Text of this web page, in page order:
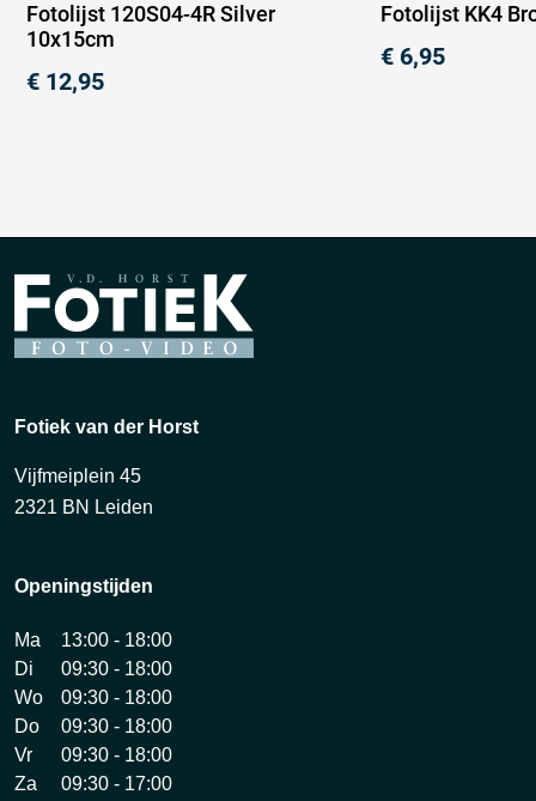
Fotolijst 120S04-4R Silver
10x15cm
€ 12,95
Fotolijst KK4
€ 6,95
Fotiek van der Horst
Vijfmeiplein 45
2321 BN Leiden
Openingstijden
Ma
13:00 - 18:00
Di
09:30 - 18:00
Wo
09:30 - 18:00
Do
09:30 - 18:00
Vr
09:30 - 18:00
Za
09:30 - 17:00